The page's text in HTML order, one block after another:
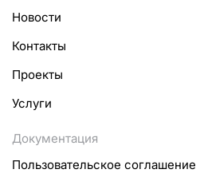
Новости
Контакты
Проекты
Услуги
Документация
Пользовательское соглашение